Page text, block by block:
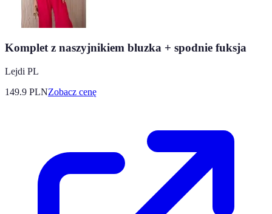
Komplet z naszyjnikiem bluzka + spodnie fuksja
Lejdi PL
149.9 PLNZobacz cenę